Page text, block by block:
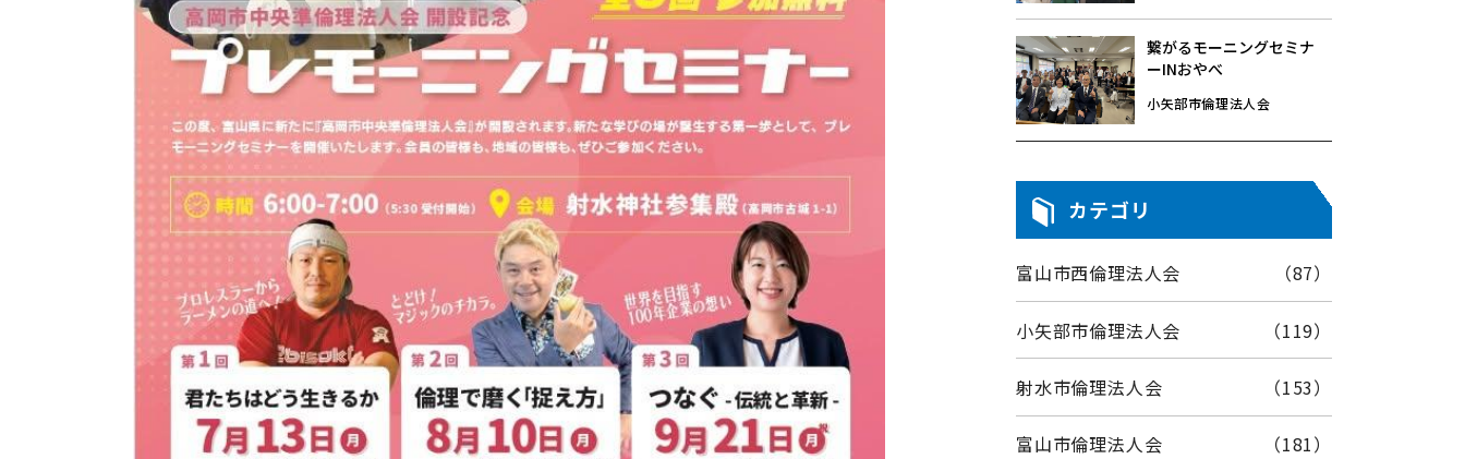
繋がるモーニングセミナ
ーINおやべ
小矢部市倫理法人会
カテゴリ
富山市西倫理法人会 （87）
小矢部市倫理法人会 （119）
射水市倫理法人会 （153）
富山市倫理法人会 （181）